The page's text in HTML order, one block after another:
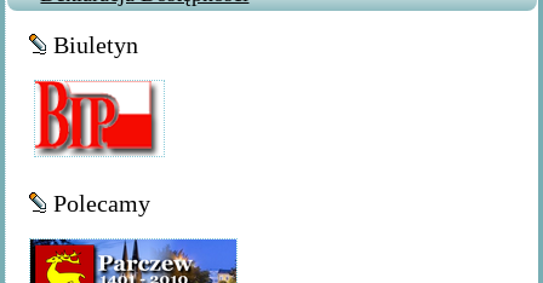
Biuletyn
Polecamy